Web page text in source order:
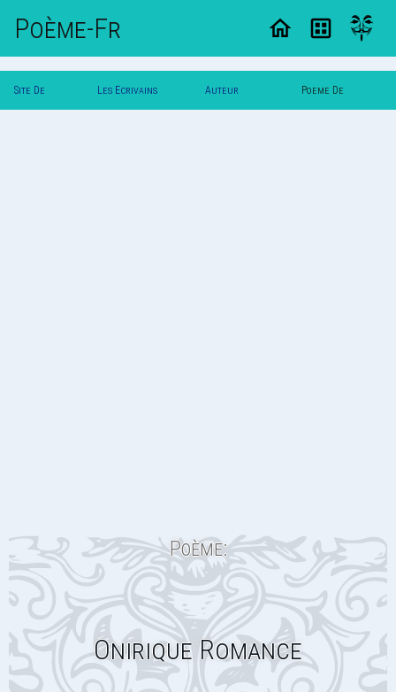
Poème-Fr
Site De Les Ecrivains Auteur Poeme De
Poème:
Onirique Romance